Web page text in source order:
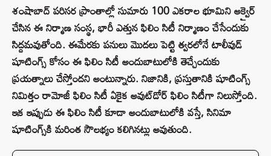
శంషాబాద్ పరిసర ప్రాంతాల్లో సుమారు 100 ఎకరాల భూమిని అక్వైర్
చేసిన ఈ నిర్మాణ సంస్థ, భారీ ఎత్తున ఫిలిం సిటీ నిర్మాణం చేసేందుకు
సిద్దమవుతోంది. ఈమేరకు పనులు మొదలు పెట్టి త్వరలోనే టాలీవుడ్
షూటింగ్స్ కోసం ఈ ఫిలిం సిటీ అందుబాటులోకి తెచ్చేందుకు
ప్రయత్నాలు చేస్తోందని అంటున్నారు. నిజానికి, ప్రస్తుతానికి షూటింగ్స్
నిమిత్తం రామోజీ ఫిలిం సిటీ ఏకైక అవుట్‌డోర్ ఫిలిం సిటీగా నిలుస్తోంది.
ఇక ఇప్పుడు ఈ ఫిలిం సిటీ కూడా అందుబాటులోకి వస్తే, సినిమా
షూటింగ్స్‌కి మరింత సౌలభ్యం కలిగినట్లు అవుతుంది.